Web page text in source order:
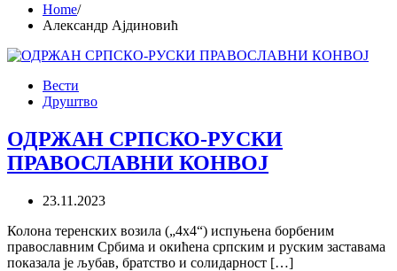
Home
Александр Ајдиновић
Вести
Друштво
ОДРЖАН СРПСКО-РУСКИ
ПРАВОСЛАВНИ КОНВОЈ
23.11.2023
Колона теренских возила („4х4“) испуњена борбеним
православним Србима и окићена српским и руским заставама
показала је љубав, братство и солидарност […]